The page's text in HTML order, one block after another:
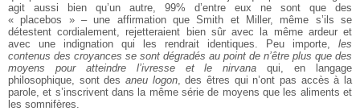
agit aussi bien qu’un autre, 99% d’entre eux ne sont que des
« placebos » – une affirmation que Smith et Miller, même s’ils se
détestent cordialement, rejetteraient bien sûr avec la même ardeur et
avec une indignation qui les rendrait identiques. Peu importe, les
contenus des croyances se sont dégradés au point de n’être plus que des
moyens pour atteindre l’ivresse et le nirvana qui, en langage
philosophique, sont des aneu logon, des êtres qui n’ont pas accès à la
parole, et s’inscrivent dans la même série de moyens que les aliments et
les somnifères.